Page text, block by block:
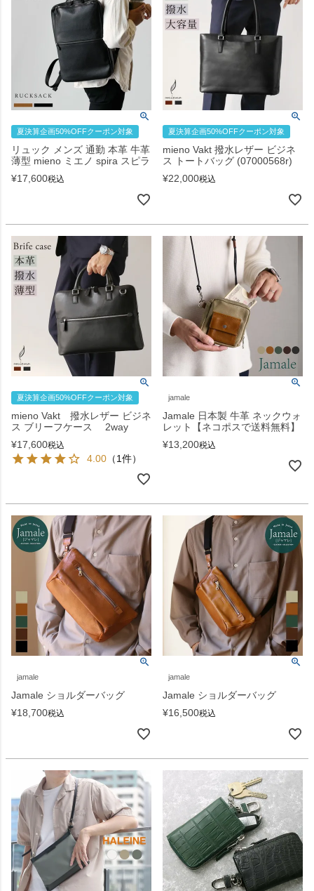
夏決算企画50%OFFクーポン対象
リュック メンズ 通勤 本革 牛革
薄型 mieno ミエノ spira スピラ
¥17,600税込
夏決算企画50%OFFクーポン対象
mieno Vakt 撥水レザー ビジネ
ス トートバッグ (07000568r)
¥22,000税込
夏決算企画50%OFFクーポン対象
mieno Vakt 撥水レザー ビジネ
ス ブリーフケース 2way
¥17,600税込
4.00 （1件）
jamale
Jamale 日本製 牛革 ネックウォ
レット【ネコポスで送料無料】
¥13,200税込
jamale
Jamale ショルダーバッグ
¥18,700税込
jamale
Jamale ショルダーバッグ
¥16,500税込